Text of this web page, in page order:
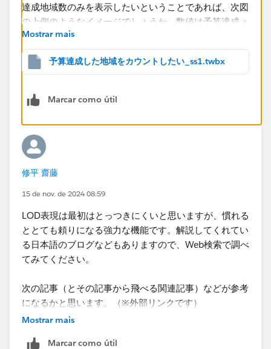
シート上に地区のディメンションを設置せずに、しかし
予算の達成状況を地区ごとに計算するには
用して実現できる場合があります。
詳細レベル表現 - Tableau
今回だとINCLUDEまたはFIXEDを使用して計算すること
ができ、例えば次のように地域ごとに予算比を計算する
式を作成します。売上か費用かで評価の向きが異なりま
すので、それはIIFのところで符号を反転させて評価し
ます。返ってくる結果は数値で、ゼロ以上であれば予算
ごとの予算達成状況が分かりますので、あとはゼロ以上
の地域の数を数えてテキスト表示します。
Mostrar mais
予算達成した地域をカウントしたい_ss1.twbx
Marcar como útil
修平 齋藤
15 de nov. de 2024 08:59
LOD表現は最初はとっつきにくいと思いますが、慣れる
ととても頼りになる強力な機能です。解説してくれてい
る日本語のブログなどもありますので、Web検索で調べ
てみてください。
次の記事（とその記事から飛べる関連記事）などが参考
になるかと思います。（※外部リンクです）
Tableau 8つのハードルを越える㉜「LOD計算 その
Mostrar mais
Marcar como útil